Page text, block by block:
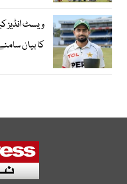
ویسٹ انڈیز
کا بیان